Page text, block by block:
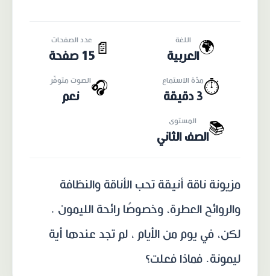
🌍 اللغة
العربية 📄
عدد الصفحات
15 صفحة
⏱️مدّة الاستماع
3 دقيقة
🎧الصوت متوفّر
نعم
📚 المستوى
الصف الثاني
مزيونة ناقة أنيقة تحب الأناقة والنظافة
والروائح العطرة، وخصوصًا رائحة الليمون .
لكن، في يوم من الأيام ، لم تجد عندها أية
ليمونة. فماذا فعلت؟